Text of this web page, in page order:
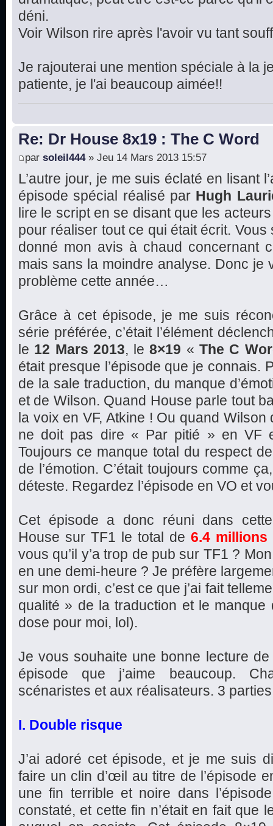
déni.
Voir Wilson rire après l'avoir vu tant
Je rajouterai une mention spéciale à la
patiente, je l'ai beaucoup aimée!!
Re: Dr House 8x19 : The C Word
par soleil444» Jeu 14 Mars 2013 15:57
L’autre jour, je me suis éclaté en lisant
épisode spécial réalisé par Hugh
lire le script en se disant que les
pour réaliser tout ce qui était écrit. Vous
donné mon avis à chaud concernant
mais sans la moindre analyse. Donc je
problème cette année…
Grâce à cet épisode, je me suis
série préférée, c’était l’élément
le 12 Mars 2013, le8×19 « The C
était presque l’épisode que je connais.
de la sale traduction, du manque
et de Wilson. Quand House parle tout
la voix en VF, Atkine ! Ou quand Wilson
ne doit pas dire « Par pitié » en VF
Toujours ce manque total du respect
de l’émotion. C’était toujours comme
déteste. Regardez l’épisode en VO et
Cet épisode a donc réuni dans
House sur TF1 le total de6.4 millions
vous qu’il y’a trop de pub sur TF1 ?
en une demi-heure ? Je préfère
sur mon ordi, c’est ce que j’ai fait
qualité » de la traduction et le manque
dose pour moi, lol).
Je vous souhaite une bonne lecture
épisode que j’aime beaucoup.
scénaristes et aux réalisateurs. 3 parties
I. Double risque
J’ai adoré cet épisode, et je me suis
faire un clin d’œil au titre de l’épisode
une fin terrible et noire dans
constaté, et cette fin n’était en fait que